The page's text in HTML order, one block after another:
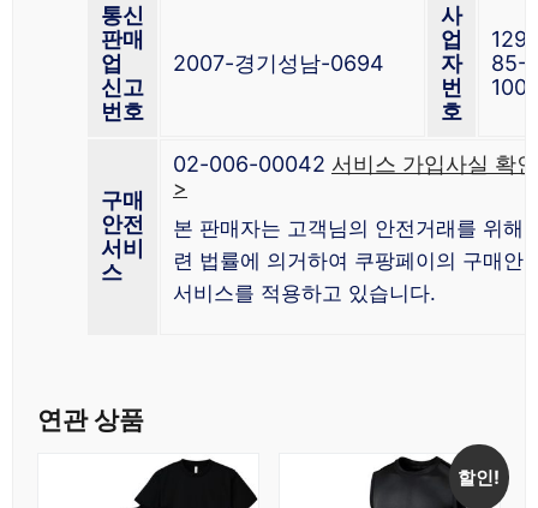
통신
판매
업
신고
번호
2007-경기성남-0694
사
업
자
번
호
129-
85-
구매
안전
서비
스
02-006-00042 서비스 가입사실 확인
>
본 판매자는 고객님의 안전거래를 위해
련 법률에 의거하여 쿠팡페이의 구매안
서비스를 적용하고 있습니다.
연관 상품
할인!